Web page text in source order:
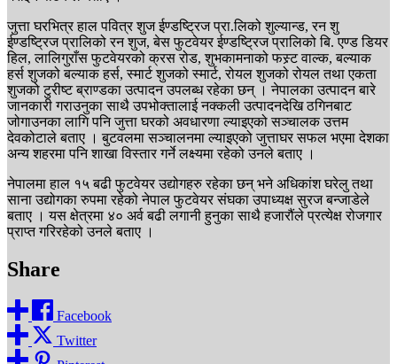
जुत्ता घरभित्र हाल पवित्र शुज ईण्डष्ट्रिज प्रा.लिको शुल्यान्ड, रन शु
ईण्डष्ट्रिज प्रालिको रन शुज, बेस फुटवेयर ईण्डष्ट्रिज प्रालिको बि. एण्ड डियर
हिल, लालिगुराँस फुटवेयरको क्रस रोड, शुभकामनाको फस्र्ट वाल्क, बल्याक
हर्स शुजको बल्याक हर्स, स्मार्ट शुजको स्मार्ट, रोयल शुजको रोयल तथा एकता
शुजको टुरीष्ट ब्राण्डका उत्पादन उपलब्ध रहेका छन् । नेपालका उत्पादन बारे
जानकारी गराउनुका साथै उपभोक्तालाई नक्कली उत्पादनदेखि ठगिनबाट
जोगाउनका लागि पनि जुत्ता घरको अवधारणा ल्याइएको सञ्चालक उत्तम
देवकोटाले बताए । बुटवलमा सञ्चालनमा ल्याइएको जुत्ताघर सफल भएमा देशका
अन्य शहरमा पनि शाखा विस्तार गर्ने लक्ष्यमा रहेको उनले बताए ।
नेपालमा हाल १५ बढी फुटवेयर उद्योगहरु रहेका छन् भने अधिकांश घरेलु तथा
साना उद्योगका रुपमा रहेको नेपाल फुटवेयर संघका उपाध्यक्ष सुरज बन्जाडेले
बताए । यस क्षेत्रमा ४० अर्व बढी लगानी हुनुका साथै हजारौंले प्रत्येक्ष रोजगार
प्राप्त गरिरहेको उनले बताए ।
Share
Facebook
Twitter